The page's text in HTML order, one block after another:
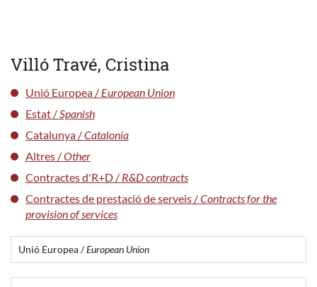
Villó Travé, Cristina
Unió Europea / European Union
Estat / Spanish
Catalunya /Catalonia
Altres /Other
Contractes d'R+D / R&D contracts
Contractes de prestació de serveis /Contracts for the
provision of services
Unió Europea /European Union